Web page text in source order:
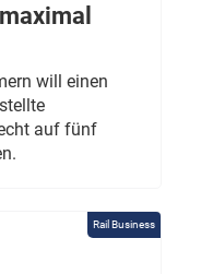
will einen
auf fünf
Rail Business